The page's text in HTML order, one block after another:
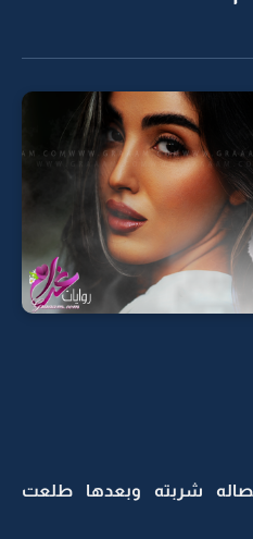
شربته وبعدها طلعت